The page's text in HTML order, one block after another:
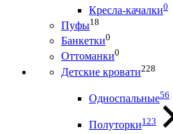
Кресла-качалки0
Пуфы18
Банкетки0
Оттоманки0
Детские кровати228
Односпальные56
Полуторки123